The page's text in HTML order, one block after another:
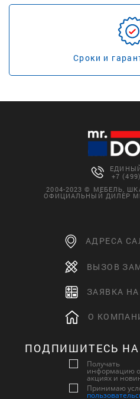
Сроки и
+7
2004-2023 © МЕБЕЛЬ,
ОФИЦИАЛЬНЫЙ ДИЛЕР
АДРЕСА
ВЫЗОВ
ЗАЯВКА
О
ПОДПИШИТЕСЬ
Получать
информацию
акциях и
Принимаю